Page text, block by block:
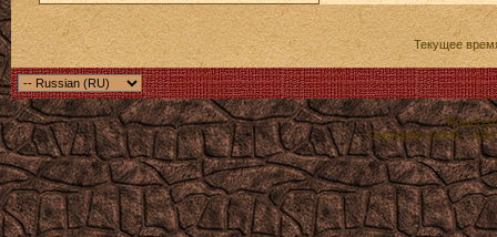
Текущее
Powered
Copyright ©2000 -